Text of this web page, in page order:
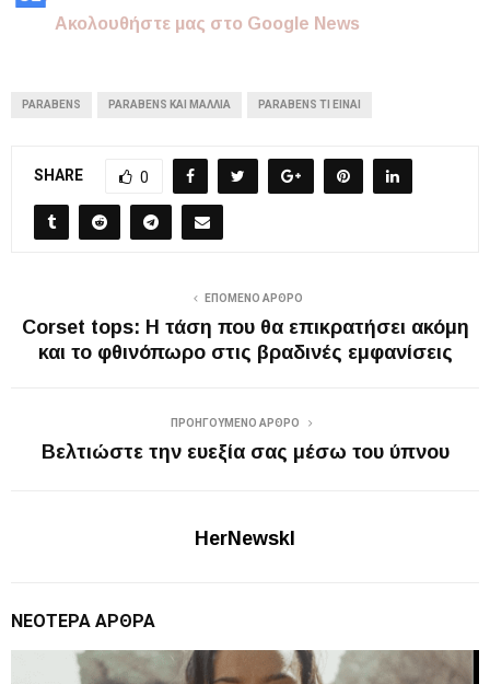
Aκολουθήστε μας στo Google News
PARABENS PARABENS ΚΑΙ ΜΑΛΛΙΆ PARABENS ΤΙ ΕΙΝΑΙ
SHARE 0
ΕΠΌΜΕΝΟ ΆΡΘΡΟ
Corset tops: H τάση που θα επικρατήσει ακόμη
και το φθινόπωρο στις βραδινές εμφανίσεις
ΠΡΟΗΓΟΎΜΕΝΟ ΆΡΘΡΟ
Βελτιώστε την ευεξία σας μέσω του ύπνου
HerNewskl
ΝΕΌΤΕΡΑ ΆΡΘΡΑ